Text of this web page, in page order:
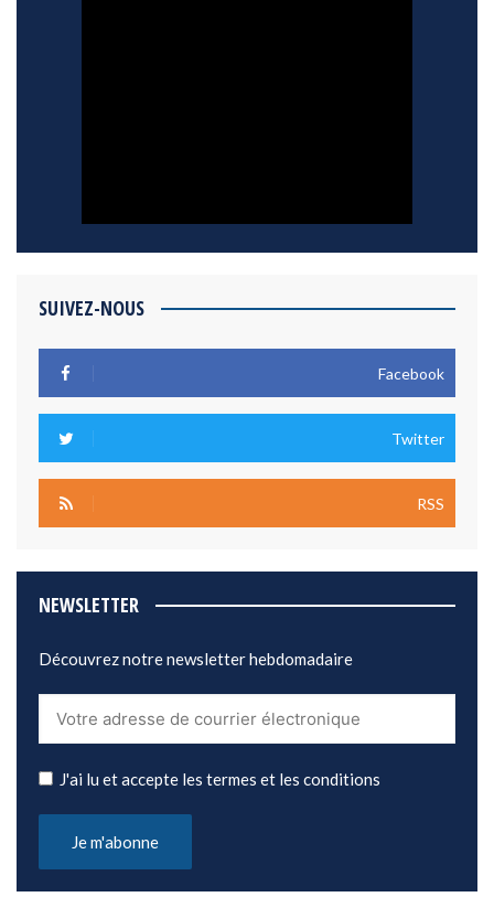
SUIVEZ-NOUS
Facebook
Twitter
RSS
NEWSLETTER
Découvrez notre newsletter hebdomadaire
J'ai lu et accepte les termes et les conditions